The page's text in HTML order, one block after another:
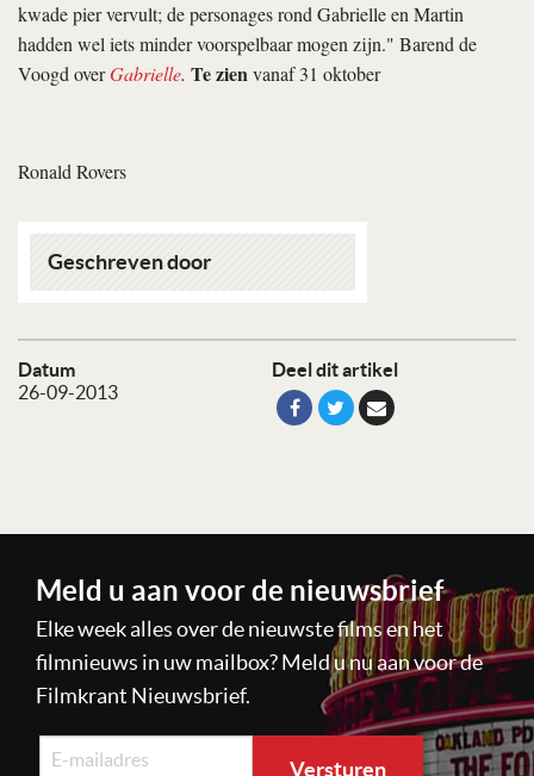
Datum
26-09-2013
Deel dit artikel
kwade pier vervult; de personages rond Gabrielle en Martin
hadden wel iets minder voorspelbaar mogen zijn." Barend de
Voogd overGabrielle. Te zienvanaf 31 oktober
Ronald Rovers
Geschreven door
Meld u aan voor de nieuwsbrief
Elke week alles over de nieuwste films en het
filmnieuws in uw mailbox? Meld u nu aan voor de
Filmkrant Nieuwsbrief.